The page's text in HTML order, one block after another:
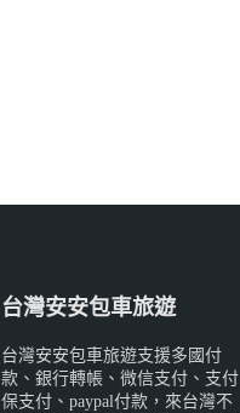
台灣安安包車旅遊
台灣安安包車旅遊支援多國付
款、銀行轉帳、微信支付、支付
保支付、paypal付款，來台灣不